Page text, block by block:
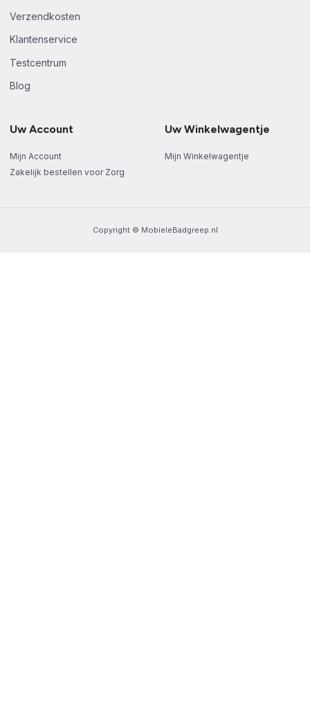
Verzendkosten
Klantenservice
Testcentrum
Blog
Uw Account
Mijn Account
Zakelijk bestellen voor Zorg
Uw Winkelwagentje
Mijn Winkelwagentje
Copyright © MobieleBadgreep.nl